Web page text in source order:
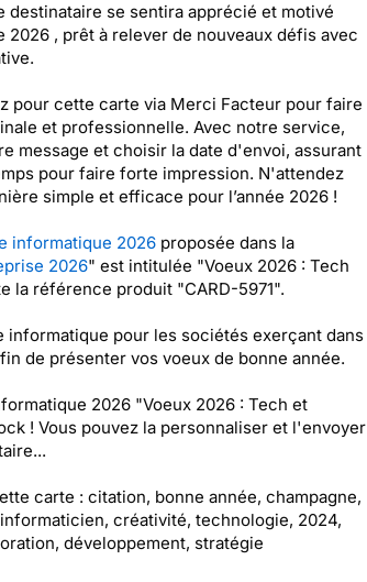
se sentira apprécié et motivé
2026 , prêt à relever de nouveaux défis avec
pour cette carte via Merci Facteur pour faire
et professionnelle. Avec notre service,
message et choisir la date d'envoi, assurant
pour faire forte impression. N'attendez
simple et efficace pour l’année 2026 !
informatique 2026proposée dans la
2026" est intitulée "Voeux 2026 : Tech
la référence produit "CARD-5971".
informatique pour les sociétés exerçant dans
de présenter vos voeux de bonne année.
2026 "Voeux 2026 : Tech et
! Vous pouvez la personnaliser et l'envoyer
carte : citation, bonne année, champagne,
créativité, technologie, 2024,
développement, stratégie